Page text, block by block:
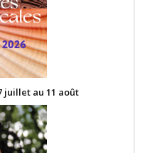
juillet au 11 août